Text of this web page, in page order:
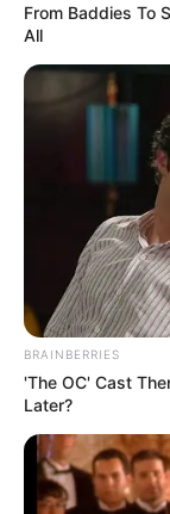
From Baddies To
All
BRAINBERRIES
'The OC' Cast
Later?